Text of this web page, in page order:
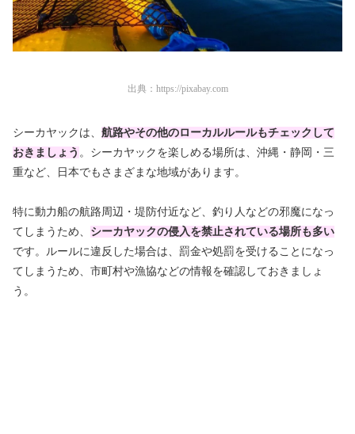
出典： https://pixabay.com
シーカヤックは、 航路やその他のローカルルールもチェックして
おきましょう 。シーカヤックを楽しめる場所は、沖縄・静岡・三
重など、日本でもさまざまな地域があります。
特に動力船の航路周辺・堤防付近など、釣り人などの邪魔になっ
てしまうため、 シーカヤックの侵入を禁止されている場所も多い
です。ルールに違反した場合は、罰金や処罰を受けることになっ
てしまうため、市町村や漁協などの情報を確認しておきましょ
う。